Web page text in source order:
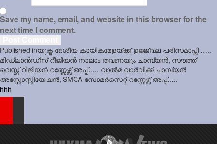
Save my name, email, and website in this browser for the
next time I comment.
Post
navigation
Published inയുക്മ ദേശീയ കായികമേളയ്ക്ക് ഉജ്ജ്വല പരിസമാപ്തി …..
മിഡ്ലാൻഡ്സ് റീജിയൻ നാലാം തവണയും ചാമ്പ്യൻ, സൗത്ത്
വെസ്റ്റ് റീജിയൻ റണ്ണേഴ്സ് അപ്പ്….. വാൽമ വാർവിക്ക് ചാമ്പ്യൻ
അസ്സോസ്സിയേഷൻ, SMCA സോമർസെറ്റ് റണ്ണേഴ്സ് അപ്പ്…..
hhh